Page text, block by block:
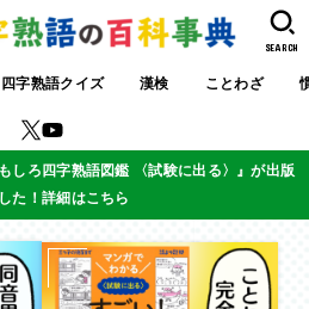
四字熟語クイズ 漢検 ことわざ
SEARCH
しろ四字熟語図鑑 〈試験に出る〉』が出版
た！詳細はこちら